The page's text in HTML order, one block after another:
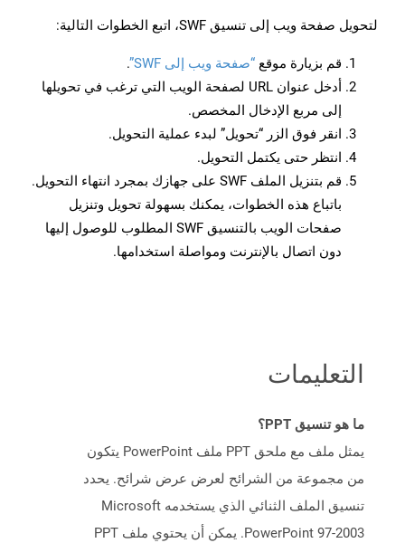
لتحويل صفحة ويب إلى تنسيق SWF، اتبع الخطوات التالية:
قم بزيارة موقع “صفحة ويب إلى SWF”
.
أدخل عنوان URL لصفحة الويب التي ترغب في تحويلها
إلى مربع الإدخال المخصص.
انقر فوق الزر “تحويل” لبدء عملية التحويل.
انتظر حتى يكتمل التحويل.
قم بتنزيل الملف SWF على جهازك بمجرد انتهاء التحويل.
باتباع هذه الخطوات، يمكنك بسهولة تحويل وتنزيل
صفحات الويب بالتنسيق SWF المطلوب للوصول إليها
دون اتصال بالإنترنت ومواصلة استخدامها.
التعليمات
ما هو تنسيق PPT؟
يمثل ملف مع ملحق PPT ملف PowerPoint يتكون
من مجموعة من الشرائح لعرض عرض شرائح. يحدد
تنسيق الملف الثنائي الذي يستخدمه Microsoft
PowerPoint 97-2003. يمكن أن يحتوي ملف PPT